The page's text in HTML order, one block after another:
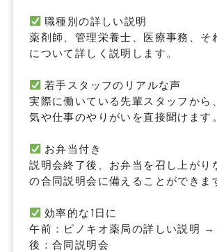
職種別の詳しい説明
薬剤師、管理栄養士、医療事務、そ
について詳しく説明します。
若手スタッフのリアルな声
実際に働いている先輩スタッフから
気や仕事のやりがいを直接聞けます。
お弁当付き
説明会終了後、お弁当を召し上がり
の合同説明会に備えることができま
効率的な1日に
午前：ピノキオ薬局の詳しい説明
後：合同説明会